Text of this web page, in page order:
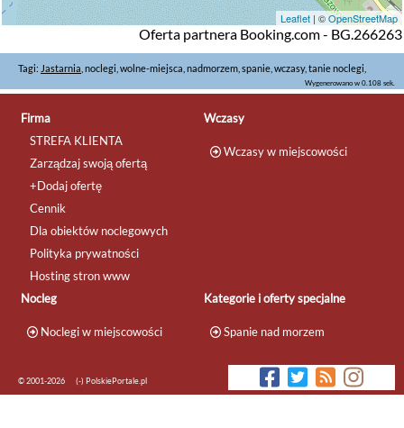
Leaflet | ©OpenStreetMap
Oferta partnera Booking.com - BG.266263
Tagi: Jastarnia , noclegi, wolne-miejsca, nadmorzem, spanie, wczasy, tanie noclegi,
Wygenerowano w 0.108 sek.
Firma
STREFA KLIENTA
Zarządzaj swoją ofertą
+Dodaj ofertę
Cennik
Dla obiektów noclegowych
Polityka prywatności
Hosting stron www
Wczasy
Wczasy w miejscowości
Nocleg
Noclegi w miejscowości
Kategorie i oferty specjalne
Spanie nad morzem
© 2001-2026 (-) PolskiePortale.pl